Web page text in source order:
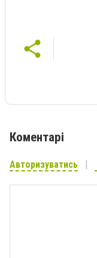
Коментарі
Авторизуватись